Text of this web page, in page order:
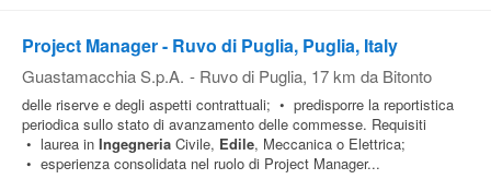
Project Manager - Ruvo di Puglia, Puglia, Italy
Guastamacchia S.p.A. - Ruvo di Puglia, 17 km da Bitonto
delle riserve e degli aspetti contrattuali; • predisporre la reportistica
periodica sullo stato di avanzamento delle commesse. Requisiti
• laurea in Ingegneria Civile, Edile, Meccanica o Elettrica;
• esperienza consolidata nel ruolo di Project Manager...